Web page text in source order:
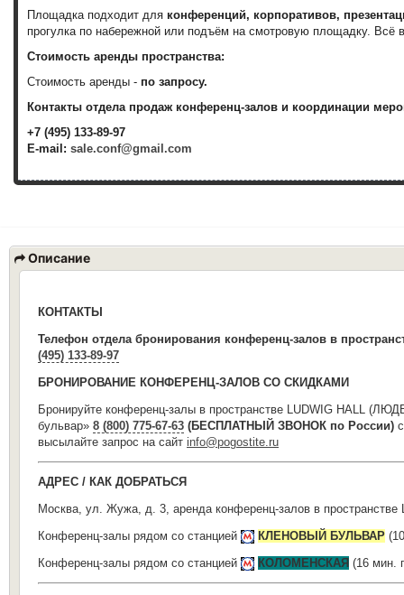
Площадка подходит для конференций, корпоративов,
прогулка по набережной или подъём на смотровую площадку.
Стоимость аренды пространства:
Стоимость аренды - по запросу.
Контакты отдела продаж конференц-залов и координации
+7 (495) 133-89-97
E-mail: sale.conf@gmail.com
Описание
КОНТАКТЫ
Телефон отдела бронирования конференц-залов в
(495) 133-89-97
БРОНИРОВАНИЕ КОНФЕРЕНЦ-ЗАЛОВ СО СКИДКАМИ
Бронируйте конференц-залы в пространстве LUDWIG HALL
бульвар» 8 (800) 775-67-63 (БЕСПЛАТНЫЙ ЗВОНОК по России)
высылайте запрос на сайт info@pogostite.ru
АДРЕС / КАК ДОБРАТЬСЯ
Москва, ул. Жужа, д. 3, аренда конференц-залов в
Конференц-залы рядом со станцией
КЛЕНОВЫЙ БУЛЬВАР
Конференц-залы рядом со станцией
КОЛОМЕНСКАЯ (16 мин.